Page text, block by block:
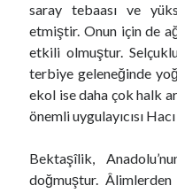
saray tebaası ve
etmiştir. Onun için de
etkili olmuştur.
terbiye geleneğinde
ekol ise daha çok halk
önemli uygulayıcısı
Bektaşîlik,
doğmuştur.